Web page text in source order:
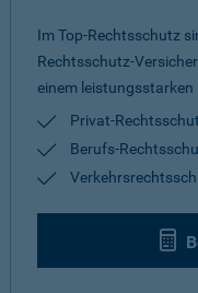
Im Top-Rechtsschutz
Rechtsschutz-
einem
Privat-
Berufs-